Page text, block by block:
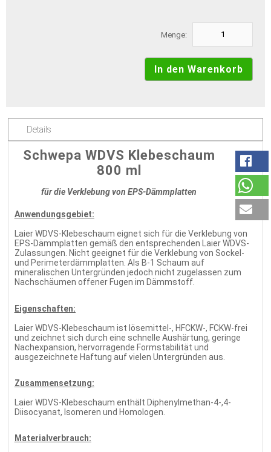
Menge:
Details
Schwepa WDVS Klebeschaum
800 ml
für die Verklebung von EPS-Dämmplatten
Anwendungsgebiet:
Laier WDVS-Klebeschaum eignet sich für die Verklebung von
EPS-Dämmplatten gemäß den entsprechenden Laier WDVS-
Zulassungen. Nicht geeignet für die Verklebung von Sockel-
und Perimeterdämmplatten. Als B-1 Schaum auf
mineralischen Untergründen jedoch nicht zugelassen zum
Nachschäumen offener Fugen im Dämmstoff.
Eigenschaften:
Laier WDVS-Klebeschaum ist lösemittel-, HFCKW-, FCKW-frei
und zeichnet sich durch eine schnelle Aushärtung, geringe
Nachexpansion, hervorragende Formstabilität und
ausgezeichnete Haftung auf vielen Untergründen aus.
Zusammensetzung:
Laier WDVS-Klebeschaum enthält Diphenylmethan-4-,4-
Diisocyanat, Isomeren und Homologen.
Materialverbrauch: